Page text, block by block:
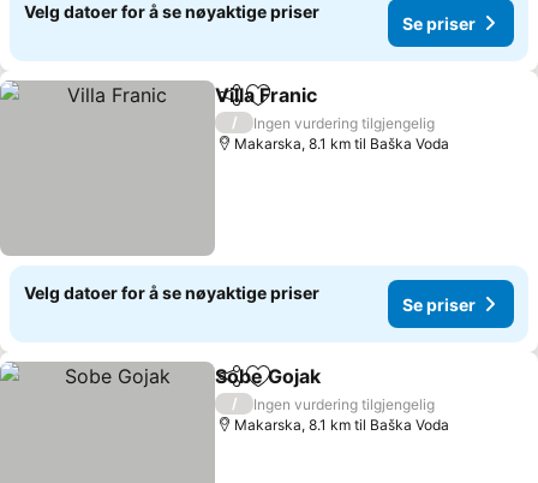
Velg datoer for å se nøyaktige priser
Se priser
Del Legg til i favoritter
Villa Franic
/
Ingen vurdering tilgjengelig
Makarska, 8.1 km til Baška Voda
Velg datoer for å se nøyaktige priser
Se priser
Del Legg til i favoritter
Sobe Gojak
/
Ingen vurdering tilgjengelig
Makarska, 8.1 km til Baška Voda